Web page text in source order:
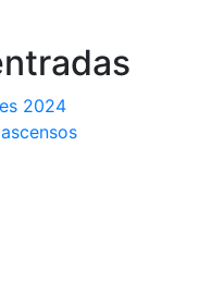
2024